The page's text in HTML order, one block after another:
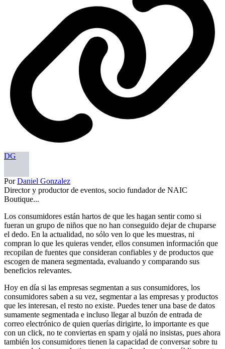
DG
PorDaniel Gonzalez
Director y productor de eventos, socio fundador de NAIC
Boutique...
Los consumidores están hartos de que les hagan sentir como si
fueran un grupo de niños que no han conseguido dejar de chuparse
el dedo. En la actualidad, no sólo ven lo que les muestras, ni
compran lo que les quieras vender, ellos consumen información que
recopilan de fuentes que consideran confiables y de productos que
escogen de manera segmentada, evaluando y comparando sus
beneficios relevantes.
Hoy en día si las empresas segmentan a sus consumidores, los
consumidores saben a su vez, segmentar a las empresas y productos
que les interesan, el resto no existe. Puedes tener una base de datos
sumamente segmentada e incluso llegar al buzón de entrada de
correo electrónico de quien querías dirigirte, lo importante es que
con un click, no te conviertas en spam y ojalá no insistas, pues ahora
también los consumidores tienen la capacidad de conversar sobre tu